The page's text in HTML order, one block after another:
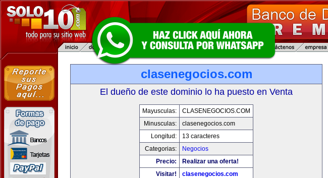
clasenegocios.com
El dueño de este dominio lo ha puesto en Venta
Mayusculas:
CLASENEGOCIOS.COM
Minusculas:
clasenegocios.com
Longitud:
13 caracteres
Categorias:
Negocios
Precio:
Realizar una oferta!
Visitar!
clasenegocios.com